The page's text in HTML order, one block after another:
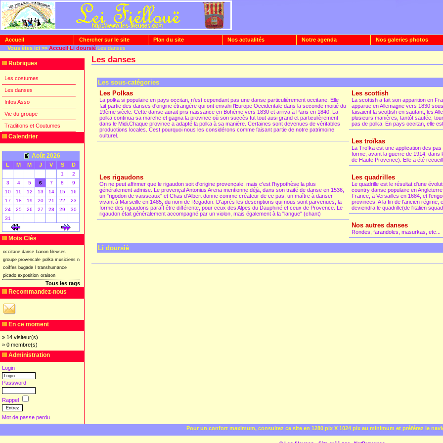
Accueil Chercher sur le site Plan du site Nos actualités Notre agenda Nos galeries photos
Vous êtes ici >> Accueil/Li doursiè/Les danses
Rubriques
Les costumes
Les danses
Infos Asso
Vie du groupe
Traditions et Coutumes
Calendrier
Août 2026
L M M J V S D
1
2
3
4 5 [6] 7 8
9
10
11 12 13 14 15
16
17
18 19 20 21 22
23
24
25 26 27 28 29
30
31
Mots Clés
occitane danse banon fileuses
groupe provencale polka musiciens n
coiffes bugade
transhumance
picado exposition oraison
Tous les tags
Recommandez-nous
En ce moment
» 14 visiteur(s)
» 0 membre(s)
Administration
Login
Password
Rappel
Mot de passe perdu
Les danses
Les sous-catégories
Les Polkas
La polka si populaire en pays occitan, n'est cependant pas une danse particulièrement occitane. Elle
fait partie des danses d'origine étrangère qui ont envahi l'Europe Occidentale dans la seconde moitié du
19ème siècle. Cette danse aurait pris naissance en Bohème vers 1830 et arriva à Paris en 1840. La
polka continua sa marche et gagna la province où son succès fut tout ausi grand et particulièrement
dans le Midi.Chaque province a adapté la polka à sa manière. Certaines sont devenues de véritables
productions locales. Cest pourquoi nous les considérons comme faisant partie de notre patrimoine
culturel.
Les scottish
La scottish a fait son apparition en
apparue en Allemagne vers 1830
faisaient la scottish en sautant, les
plusieurs manières, tantôt sautée,
pas de polka. En pays occitan, elle
Les troïkas
La Troïka est une application des
forme, avant la guerre de 1914, dans
de Haute Provence). Elle a été
Les rigaudons
On ne peut affirmer que le rigaudon soit d'origine provençale, mais c'est l'hypothèse la plus
généralement admise. Le provençal Antonius Arena mentionne déjà, dans son traité de danse en 1536,
un "rigodon de vaisseaux" et Chas d'Albert donne comme créateur de ce pas, un maître à danser
vivant à Marseille en 1485, du nom de Regadon. D'après les descriptions qui nous sont parvenues, la
forme des rigaudons paraît être différente, pour ceux des Alpes du Dauphiné et ceux de Provence. Le
rigaudon était généralement accompagné par un violon, mais également à la "langue" (chant)
Les quadrilles
Le quadrille est le résultat d'une
country danse populaire en
France, à Versailles en 1684, et
provinces. A la fin de l'ancien régime,
deviendra le quadrille(de l'italien
Nos autres danses
Rondes, farandoles, masurkas, etc...
Li doursiè
Pour un confort maximum, consultez ce site en 1280 pix X 1024 pix au minimum et préférez le